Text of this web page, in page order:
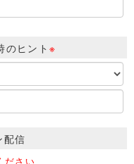
のヒント※
配信
ださい